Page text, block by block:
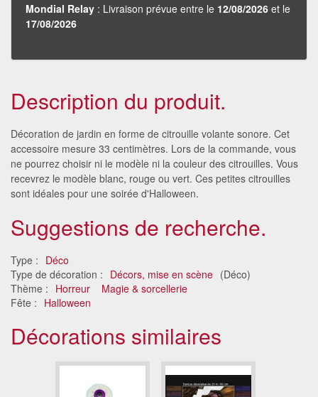
Mondial Relay : Livraison prévue entre le 12/08/2026 et le
17/08/2026
Description du produit.
Décoration de jardin en forme de citrouille volante sonore. Cet
accessoire mesure 33 centimètres. Lors de la commande, vous
ne pourrez choisir ni le modèle ni la couleur des citrouilles. Vous
recevrez le modèle blanc, rouge ou vert. Ces petites citrouilles
sont idéales pour une soirée d'Halloween.
Suggestions de recherche.
Type : Déco
Type de décoration : Décors, mise en scène (Déco)
Thème : Horreur
Magie & sorcellerie
Fête : Halloween
Décorations similaires